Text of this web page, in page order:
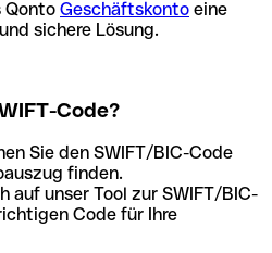
Qonto Geschäftskonto eine
sichere Lösung.
Code?
Sie den SWIFT/BIC-Code
finden.
auf unser Tool zur SWIFT/BIC-
Code für Ihre